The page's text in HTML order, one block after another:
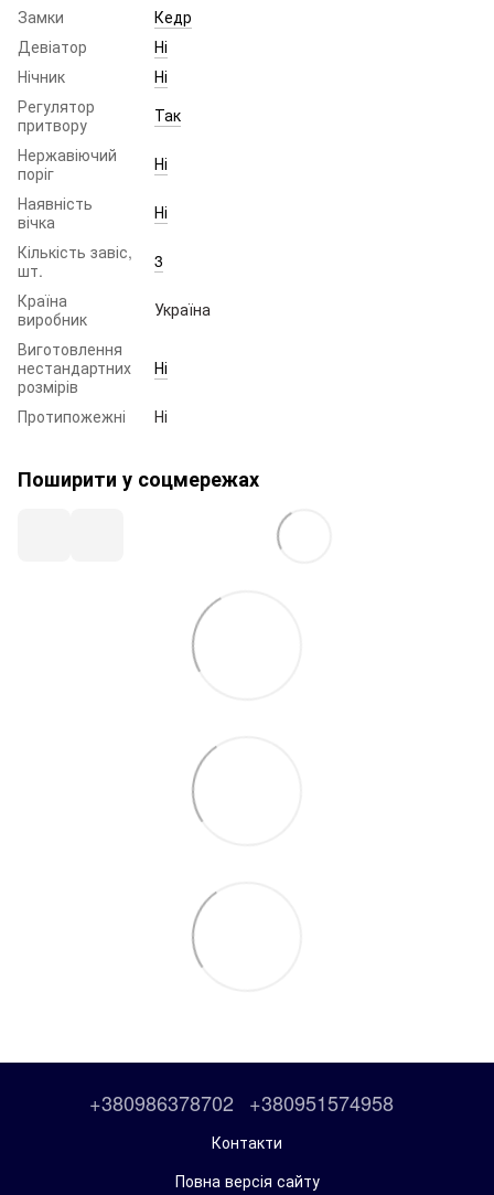
Замки
Кедр
Девіатор
Ні
Нічник
Ні
Регулятор
притвору
Так
Нержавіючий
поріг
Ні
Наявність
вічка
Ні
Кількість завіс,
шт.
3
Країна
виробник
Україна
Виготовлення
нестандартних
розмірів
Ні
Протипожежні Ні
Поширити у соцмережах
+380986378702 +380951574958
Контакти
Повна версія сайту